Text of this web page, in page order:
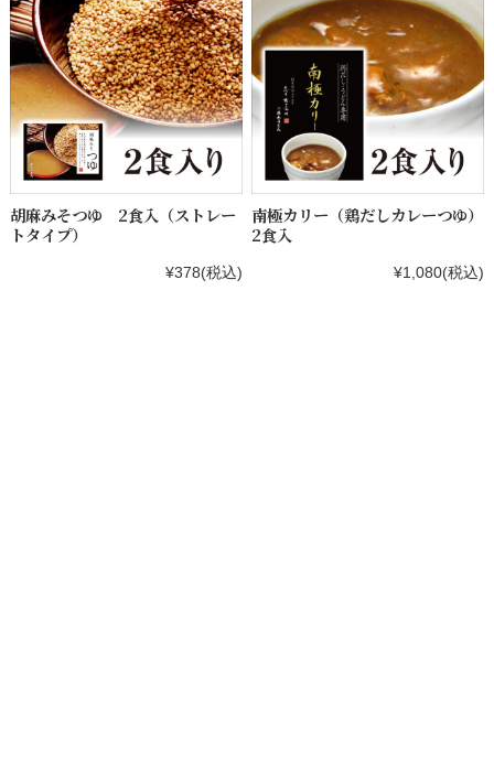
胡麻みそつゆ 2食入（ストレー
トタイプ）
¥378(税込)
南極カリー（鶏だしカレーつゆ）
2食入
¥1,080(税込)